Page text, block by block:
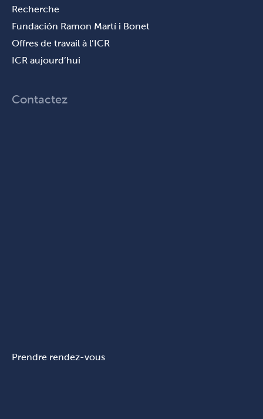
Recherche
Fundación Ramon Martí i Bonet
Offres de travail à l’ICR
ICR aujourd’hui
Contactez
Prendre rendez-vous